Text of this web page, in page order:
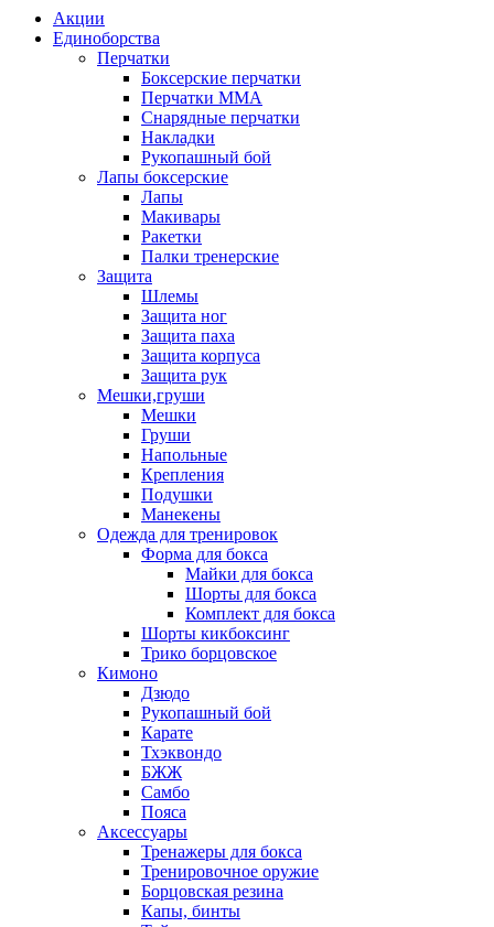
Акции
Единоборства
Перчатки
Боксерские перчатки
Перчатки ММА
Снарядные перчатки
Накладки
Рукопашный бой
Лапы боксерские
Лапы
Макивары
Ракетки
Палки тренерские
Защита
Шлемы
Защита ног
Защита паха
Защита корпуса
Защита рук
Мешки,груши
Мешки
Груши
Напольные
Крепления
Подушки
Манекены
Одежда для тренировок
Форма для бокса
Майки для бокса
Шорты для бокса
Комплект для бокса
Шорты кикбоксинг
Трико борцовское
Кимоно
Дзюдо
Рукопашный бой
Карате
Тхэквондо
БЖЖ
Самбо
Пояса
Аксессуары
Тренажеры для бокса
Тренировочное оружие
Борцовская резина
Капы, бинты